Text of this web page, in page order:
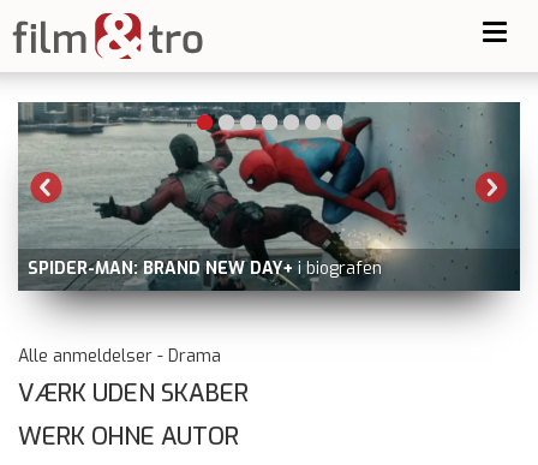
OPERATION VALKYRIE nu på HBO Max udover
Alle anmeldelser - Drama
VÆRK UDEN SKABER
WERK OHNE AUTOR